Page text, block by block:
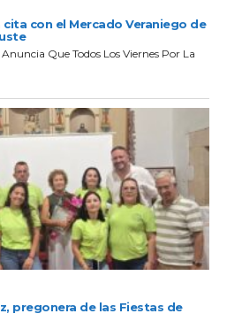
con el Mercado Veraniego de
Que Todos Los Viernes Por La
pregonera de las Fiestas de